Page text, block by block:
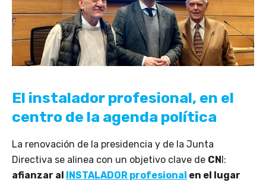
El instalador profesional, en el
centro de la agenda política
La renovación de la presidencia y de la Junta
Directiva se alinea con un objetivo clave de CN I:
afianzar al
INSTALADOR profesional en el lugar